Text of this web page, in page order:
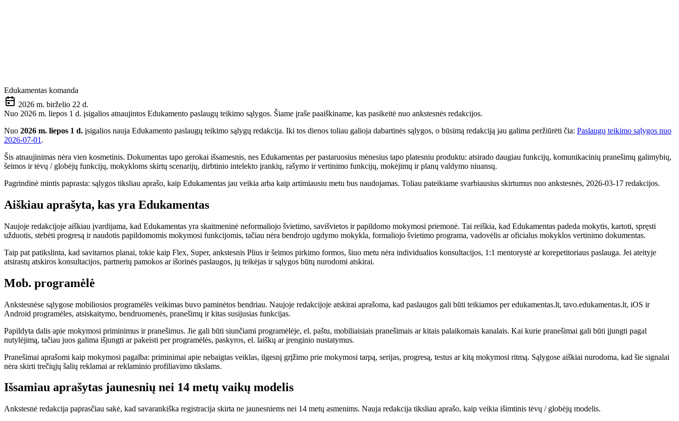
Edukamentas komanda
2026 m. birželio 22 d.
Nuo 2026 m. liepos 1 d. įsigalios atnaujintos Edukamento paslaugų teikimo sąlygos. Šiame įraše paaiškiname, kas pasikeitė nuo ankstesnės redakcijos.
Nuo 2026 m. liepos 1 d. įsigalios nauja Edukamento paslaugų teikimo sąlygų redakcija. Iki tos dienos toliau galioja dabartinės sąlygos, o būsimą redakciją jau galima peržiūrėti čia: Paslaugų teikimo sąlygos nuo
2026-07-01 .
Šis atnaujinimas nėra vien kosmetinis. Dokumentas tapo gerokai išsamesnis, nes Edukamentas per pastaruosius mėnesius tapo platesniu produktu: atsirado daugiau funkcijų, komunikacinių pranešimų galimybių,
šeimos ir tėvų / globėjų funkcijų, mokykloms skirtų scenarijų, dirbtinio intelekto įrankių, rašymo ir vertinimo funkcijų, mokėjimų ir planų valdymo niuansų.
Pagrindinė mintis paprasta: sąlygos tiksliau aprašo, kaip Edukamentas jau veikia arba kaip artimiausiu metu bus naudojamas. Toliau pateikiame svarbiausius skirtumus nuo ankstesnės, 2026-03-17 redakcijos.
Aiškiau aprašyta, kas yra Edukamentas
Naujoje redakcijoje aiškiau įvardijama, kad Edukamentas yra skaitmeninė neformaliojo švietimo, savišvietos ir papildomo mokymosi priemonė. Tai reiškia, kad Edukamentas padeda mokytis, kartoti, spręsti
užduotis, stebėti progresą ir naudotis papildomomis mokymosi funkcijomis, tačiau nėra bendrojo ugdymo mokykla, formaliojo švietimo programa, vadovėlis ar oficialus mokyklos vertinimo dokumentas.
Taip pat patikslinta, kad savitarnos planai, tokie kaip Flex, Super, ankstesnis Plius ir šeimos pirkimo formos, šiuo metu nėra individualios konsultacijos, 1:1 mentorystė ar korepetitoriaus paslauga. Jei ateityje
atsirastų atskiros konsultacijos, partnerių pamokos ar išorinės paslaugos, jų teikėjas ir sąlygos būtų nurodomi atskirai.
Mob. programėlė
Ankstesnėse sąlygose mobiliosios programėlės veikimas buvo paminėtos bendriau. Naujoje redakcijoje atskirai aprašoma, kad paslaugos gali būti teikiamos per edukamentas.lt, tavo.edukamentas.lt, iOS ir
Android programėles, atsiskaitymo, bendruomenės, pranešimų ir kitas susijusias funkcijas.
Papildyta dalis apie mokymosi priminimus ir pranešimus. Jie gali būti siunčiami programėlėje, el. paštu, mobiliaisiais pranešimais ar kitais palaikomais kanalais. Kai kurie pranešimai gali būti įjungti pagal
nutylėjimą, tačiau juos galima išjungti ar pakeisti per programėlės, paskyros, el. laiškų ar įrenginio nustatymus.
Pranešimai aprašomi kaip mokymosi pagalba: priminimai apie nebaigtas veiklas, ilgesnį grįžimo prie mokymosi tarpą, serijas, progresą, testus ar kitą mokymosi ritmą. Sąlygose aiškiai nurodoma, kad šie signalai
nėra skirti trečiųjų šalių reklamai ar reklaminio profiliavimo tikslams.
Išsamiau aprašytas jaunesnių nei 14 metų vaikų modelis
Ankstesnė redakcija paprasčiau sakė, kad savarankiška registracija skirta ne jaunesniems nei 14 metų asmenims. Nauja redakcija tiksliau aprašo, kaip veikia išimtinis tėvų / globėjų modelis.